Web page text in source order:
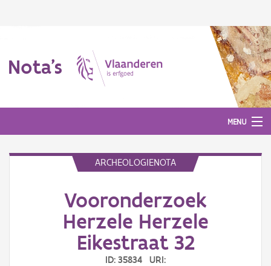
Nota's
MENU
ARCHEOLOGIENOTA
Vooronderzoek
Herzele Herzele
Eikestraat 32
ID: 35834 URI: